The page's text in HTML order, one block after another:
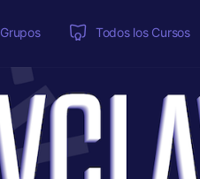
Grupos Todos los Cursos